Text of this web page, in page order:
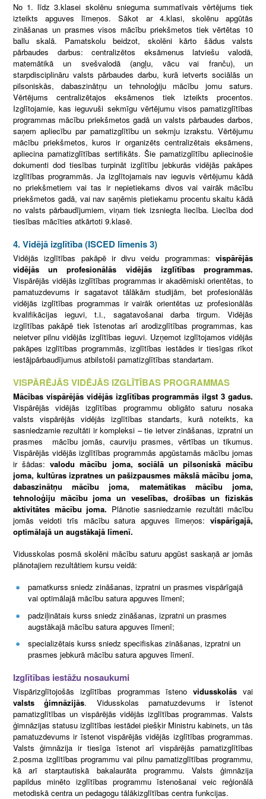
No 1. līdz 3.klasei skolēnu snieguma summatīvais vērtējums tiek
izteikts apguves līmeņos. Sākot ar 4.klasi, skolēnu apgūtās
zināšanas un prasmes visos mācību priekšmetos tiek vērtētas 10
ballu skalā. Pamatskolu beidzot, skolēni kārto šādus valsts
pārbaudes darbus: centralizētos eksāmenus latviešu valodā,
matemātikā un svešvalodā (angļu, vācu vai franču), un
starpdisciplināru valsts pārbaudes darbu, kurā ietverts sociālās un
pilsoniskās, dabaszinātņu un tehnoloģiju mācību jomu saturs.
Vērtējums centralizētajos eksāmenos tiek izteikts procentos.
Izglītojamie, kas ieguvuši sekmīgu vērtējumu visos pamatizglītības
programmas mācību priekšmetos gadā un valsts pārbaudes darbos,
saņem apliecību par pamatizglītību un sekmju izrakstu. Vērtējumu
mācību priekšmetos, kuros ir organizēts centralizētais eksāmens,
apliecina pamatizglītības sertifikāts. Šie pamatizglītību apliecinošie
dokumenti dod tiesības turpināt izglītību jebkurās vidējās pakāpes
izglītības programmās. Ja izglītojamais nav ieguvis vērtējumu kādā
no priekšmetiem vai tas ir nepietiekams divos vai vairāk mācību
priekšmetos gadā, vai nav saņēmis pietiekamu procentu skaitu kādā
no valsts pārbaudījumiem, viņam tiek izsniegta liecība. Liecība dod
tiesības mācīties atkārtoti 9.klasē.
4. Vidējā izglītība (ISCED līmenis 3)
Vidējās izglītības pakāpē ir divu veidu programmas: vispārējās
vidējās un profesionālās vidējās izglītības programmas.
Vispārējās vidējās izglītības programmas ir akadēmiski orientētas, to
pamatuzdevums ir sagatavot tālākām studijām, bet profesionālās
vidējās izglītības programmas ir vairāk orientētas uz profesionālās
kvalifikācijas ieguvi, t.i., sagatavošanai darba tirgum. Vidējās
izglītības pakāpē tiek īstenotas arī arodizglītības programmas, kas
neietver pilnu vidējās izglītības ieguvi. Uzņemot izglītojamos vidējās
pakāpes izglītības programmās, izglītības iestādes ir tiesīgas rīkot
iestājpārbaudījumus atbilstoši pamatizglītības standartam.
VISPĀRĒJĀS VIDĒJĀS IZGLĪTĪBAS PROGRAMMAS
Mācības vispārējās vidējās izglītības programmās ilgst 3 gadus.
Vispārējās vidējās izglītības programmu obligāto saturu nosaka
valsts vispārējās vidējās izglītības standarts, kurā noteikts, ka
sasniedzamie rezultāti ir kompleksi – tie ietver zināšanas, izpratni un
prasmes mācību jomās, caurviju prasmes, vērtības un tikumus.
Vispārējās vidējās izglītības programmās apgūstamās mācību jomas
ir šādas:valodu mācību joma, sociālā un pilsoniskā mācību
joma, kultūras izpratnes un pašizpausmes mākslā mācību joma,
dabaszinātņu mācību joma, matemātikas mācību joma,
tehnoloģiju mācību joma un veselības, drošības un fiziskās
aktivitātes mācību joma. Plānotie sasniedzamie rezultāti mācību
jomās veidoti trīs mācību satura apguves līmeņos: vispārīgajā,
optimālajā un augstākajā līmenī.
Vidusskolas posmā skolēni mācību saturu apgūst saskaņā ar jomās
plānotajiem rezultātiem kursu veidā:
pamatkurss sniedz zināšanas, izpratni un prasmes vispārīgajā
vai optimālajā mācību satura apguves līmenī;
padziļinātais kurss sniedz zināšanas, izpratni un prasmes
augstākajā mācību satura apguves līmenī;
specializētais kurss sniedz specifiskas zināšanas, izpratni un
prasmes jebkurā mācību satura apguves līmenī.
Izglītības iestāžu nosaukumi
Vispārizglītojošās izglītības programmas īstenovidusskolās vai
valsts ģimnāzijās. Vidusskolas pamatuzdevums ir īstenot
pamatizglītības un vispārējās vidējās izglītības programmas. Valsts
ģimnāzijas statusu izglītības iestādei piešķir Ministru kabinets, un tās
pamatuzdevums ir īstenot vispārējās vidējās izglītības programmas.
Valsts ģimnāzija ir tiesīga īstenot arī vispārējās pamatizglītības
2.posma izglītības programmu vai pilnu pamatizglītības programmu,
kā arī starptautiskā bakalaurāta programmu. Valsts ģimnāzija
papildus minēto izglītības programmu īstenošanai veic reģionālā
metodiskā centra un pedagogu tālākizglītības centra funkcijas.